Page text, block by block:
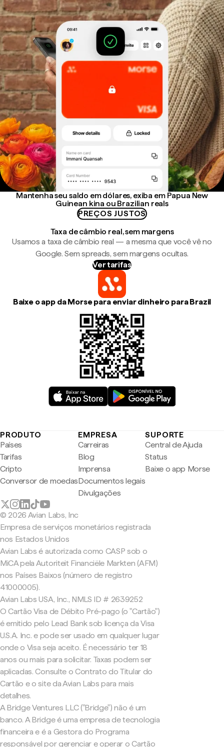
Mantenha seu saldo em dólares, exiba em Papua New
Guinean kina ou Brazilian reals
PREÇOS JUSTOS
Taxa de câmbio real, sem margens
Usamos a taxa de câmbio real — a mesma que você vê no
Google. Sem spreads, sem margens ocultas.
Ver tarifas
Baixe o app da Morse para enviar dinheiro para Brazil
PRODUTO
Países
Tarifas
Cripto
Conversor de moedas
EMPRESA
Carreiras
Blog
Imprensa
Documentos legais
Divulgações
SUPORTE
Central de Ajuda
Status
Baixe o app Morse
© 2026 Avian Labs, Inc
Empresa de serviços monetários registrada
nos Estados Unidos
Avian Labs é autorizada como CASP sob o
MiCA pela Autoriteit Financiële Markten (AFM)
nos Países Baixos (número de registro
41000005).
Avian Labs USA, Inc., NMLS ID # 2639252
O Cartão Visa de Débito Pré-pago (o "Cartão")
é emitido pelo Lead Bank sob licença da Visa
U.S.A. Inc. e pode ser usado em qualquer lugar
onde o Visa seja aceito. É necessário ter 18
anos ou mais para solicitar. Taxas podem ser
aplicadas. Consulte o Contrato do Titular do
Cartão e o site da Avian Labs para mais
detalhes.
A Bridge Ventures LLC ("Bridge") não é um
banco. A Bridge é uma empresa de tecnologia
financeira e é a Gestora do Programa
responsável por gerenciar e operar o Cartão